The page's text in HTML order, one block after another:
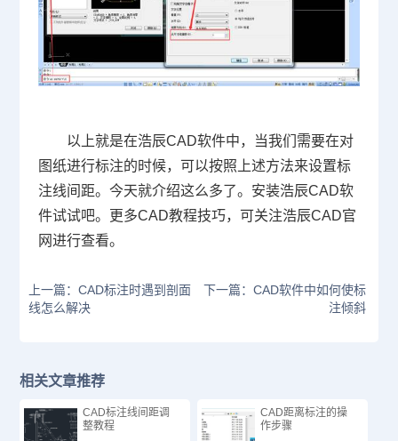
以上就是在浩辰CAD软件中，当我们需要在对
图纸进行标注的时候，可以按照上述方法来设置标
注线间距。今天就介绍这么多了。安装浩辰CAD软
件试试吧。更多CAD教程技巧，可关注浩辰CAD官
网进行查看。
上一篇：CAD标注时遇到剖面
线怎么解决
下一篇：CAD软件中如何使标
注倾斜
相关文章推荐
CAD标注线间距调
整教程
CAD距离标注的操
作步骤